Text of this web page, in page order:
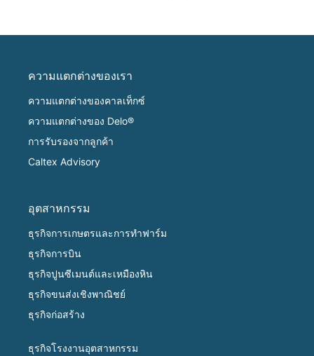
ความแตกต่างของเรา
ความแตกต่างของคาลเท็กซ์
ความแตกต่างของ Delo®
การรับรองจากลูกค้า
Caltex Advisory
อุตสาหกรรม
ธุรกิจการเกษตรและการทำฟาร์ม
ธุรกิจการบิน
ธุรกิจปูนซีเมนต์และเหมืองหิน
ธุรกิจขนส่งเชิงพาณิชย์
ธุรกิจก่อสร้าง
ธุรกิจโรงงานอุตสาหกรรม